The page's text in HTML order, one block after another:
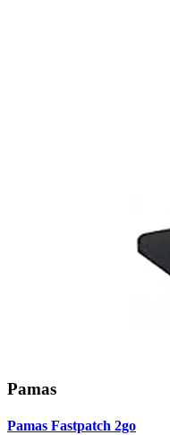
Pamas
Pamas Fastpatch 2go